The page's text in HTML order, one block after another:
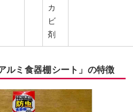
カ
ビ
剤
ルミ食器棚シート」の特徴